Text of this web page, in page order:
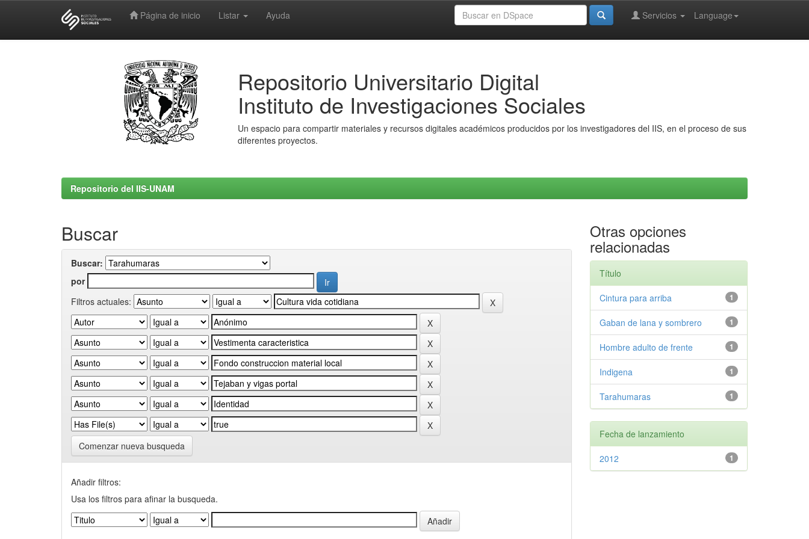
Página de inicio Listar Ayuda Language
Servicios
Repositorio Universitario Digital
Instituto de Investigaciones Sociales
Un espacio para compartir materiales y recursos digitales académicos producidos por los investigadores del IIS, en el proceso de sus
diferentes proyectos.
Repositorio del IIS-UNAM
Buscar
Buscar:
por
Filtros actuales:
Comenzar nueva busqueda
Añadir filtros:
Usa los filtros para afinar la busqueda.
Otras opciones
relacionadas
Título
1
Cintura para arriba
1
Gaban de lana y sombrero
1
Hombre adulto de frente
1
Indigena
1
Tarahumaras
Fecha de lanzamiento
1
2012